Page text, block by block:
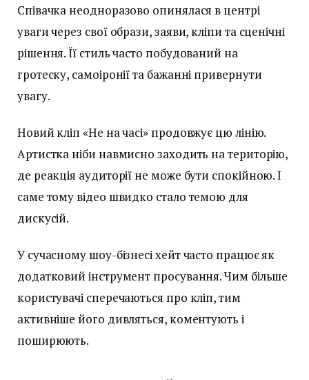
Співачка неодноразово опинялася в центрі
уваги через свої образи, заяви, кліпи та сценічні
рішення. Її стиль часто побудований на
гротеску, самоіронії та бажанні привернути
увагу.
Новий кліп «Не на часі» продовжує цю лінію.
Артистка ніби навмисно заходить на територію,
де реакція аудиторії не може бути спокійною. І
саме тому відео швидко стало темою для
дискусій.
У сучасному шоу-бізнесі хейт часто працює як
додатковий інструмент просування. Чим більше
користувачі сперечаються про кліп, тим
активніше його дивляться, коментують і
поширюють.